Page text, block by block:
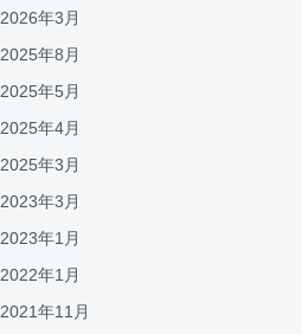
2026年3月
2025年8月
2025年5月
2025年4月
2025年3月
2023年3月
2023年1月
2022年1月
2021年11月